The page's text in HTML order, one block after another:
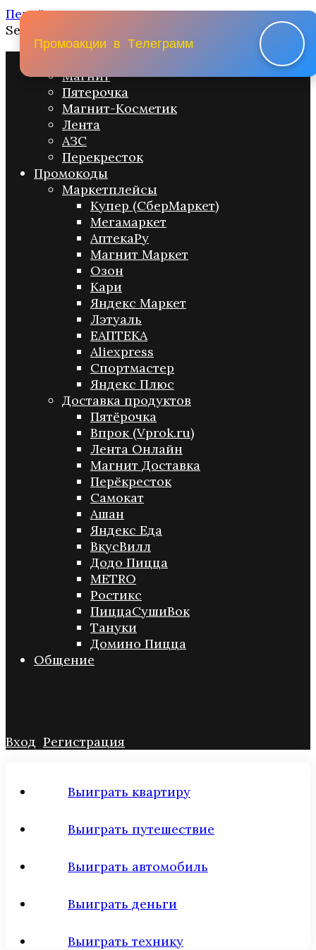
Перейти к содержанию
Search for:
Магнит
Пятерочка
Магнит-Косметик
Лента
АЗС
Перекресток
Промокоды
Маркетплейсы
Купер (СберМаркет)
Мегамаркет
АптекаРу
Магнит Маркет
Озон
Кари
Яндекс Маркет
Лэтуаль
ЕАПТЕКА
Aliexpress
Спортмастер
Яндекс Плюс
Доставка продуктов
Пятёрочка
Впрок (Vprok.ru)
Лента Онлайн
Магнит Доставка
Перёкресток
Самокат
Ашан
Яндекс Еда
ВкусВилл
Додо Пицца
METRO
Ростикс
ПиццаСушиВок
Тануки
Домино Пицца
Общение
Вход Регистрация
Выиграть квартиру
Выиграть путешествие
Выиграть автомобиль
Выиграть деньги
Выиграть технику
Промоакции в Телеграмм